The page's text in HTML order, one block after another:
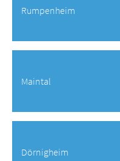
Rumpenheim
Maintal
Dörnigheim